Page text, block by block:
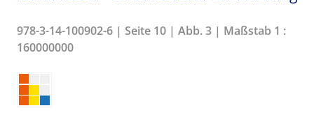
978-3-14-100902-6 | Seite 10 | Abb. 3 | Maßstab 1 :
160000000